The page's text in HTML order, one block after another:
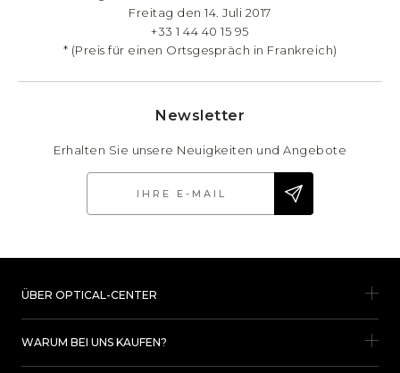
Freitag den 14. Juli 2017
+33 1 44 40 15 95
* (Preis für einen Ortsgespräch in Frankreich)
Newsletter
Erhalten Sie unsere Neuigkeiten und Angebote
ÜBER OPTICAL-CENTER
WARUM BEI UNS KAUFEN?